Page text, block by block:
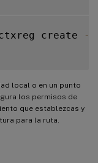
create -
local o en un punto
los permisos de
que establezcas y
para la ruta.